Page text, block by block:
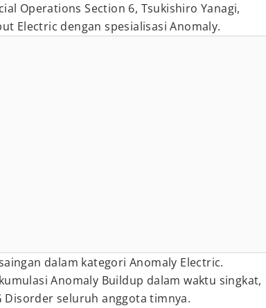
Operations Section 6, Tsukishiro Yanagi,
Electric dengan spesialisasi Anomaly.
dalam kategori Anomaly Electric.
Anomaly Buildup dalam waktu singkat,
Disorder seluruh anggota timnya.